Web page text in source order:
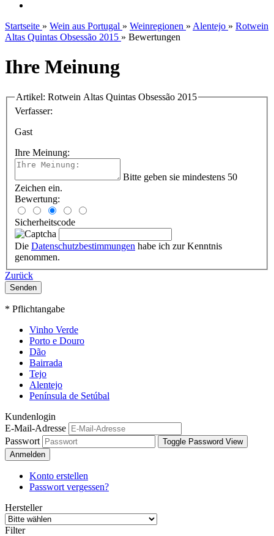
Startseite » Wein aus Portugal » Weinregionen » Alentejo » Rotwein
Altas Quintas Obsessão 2015 » Bewertungen
Ihre Meinung
Artikel: Rotwein Altas Quintas Obsessão 2015
Verfasser:
Gast
Ihre Meinung:
Bitte geben sie mindestens 50
Zeichen ein.
Bewertung:
Sicherheitscode
Die Datenschutzbestimmungen habe ich zur Kenntnis
genommen.
Zurück
Senden
* Pflichtangabe
Vinho Verde
Porto e Douro
Dão
Bairrada
Tejo
Alentejo
Península de Setúbal
Kundenlogin
E-Mail-Adresse
Passwort
Toggle Password View
Anmelden
Konto erstellen
Passwort vergessen?
Hersteller
Filter